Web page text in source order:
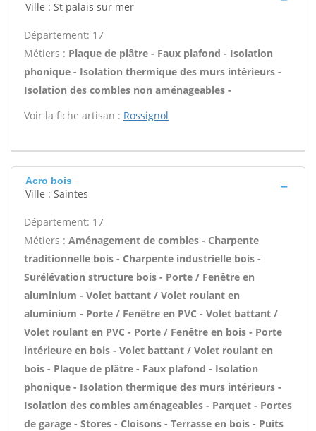
Ville : St palais sur mer
Département: 17
Métiers : Plaque de plâtre - Faux plafond - Isolation
phonique - Isolation thermique des murs intérieurs -
Isolation des combles non aménageables -
Voir la fiche artisan : Rossignol
Acro bois
Ville : Saintes
Département: 17
Métiers : Aménagement de combles - Charpente
traditionnelle bois - Charpente industrielle bois -
Surélévation structure bois - Porte / Fenêtre en
aluminium - Volet battant / Volet roulant en
aluminium - Porte / Fenêtre en PVC - Volet battant /
Volet roulant en PVC - Porte / Fenêtre en bois - Porte
intérieure en bois - Volet battant / Volet roulant en
bois - Plaque de plâtre - Faux plafond - Isolation
phonique - Isolation thermique des murs intérieurs -
Isolation des combles aménageables - Parquet - Portes
de garage - Stores - Cloisons - Terrasse en bois - Puits